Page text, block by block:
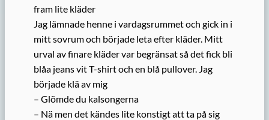
fram lite kläder
Jag lämnade henne i vardagsrummet och gick in i
mitt sovrum och började leta efter kläder. Mitt
urval av finare kläder var begränsat så det fick bli
blåa jeans vit T-shirt och en blå pullover. Jag
började klä av mig
– Glömde du kalsongerna
– Nä men det kändes lite konstigt att ta på sig